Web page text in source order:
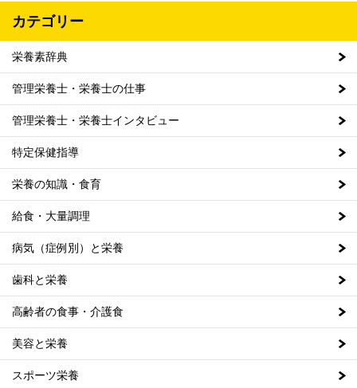
カテゴリー
栄養素辞典
管理栄養士・栄養士の仕事
管理栄養士・栄養士インタビュー
特定保健指導
栄養の知識・食育
給食・大量調理
病気（症例別）と栄養
歯科と栄養
高齢者の食事・介護食
美容と栄養
スポーツ栄養